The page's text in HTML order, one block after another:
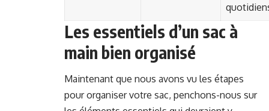
Les essentiels d’un sac à
main bien organisé
Maintenant que nous avons vu les étapes
pour organiser votre sac, penchons-nous sur